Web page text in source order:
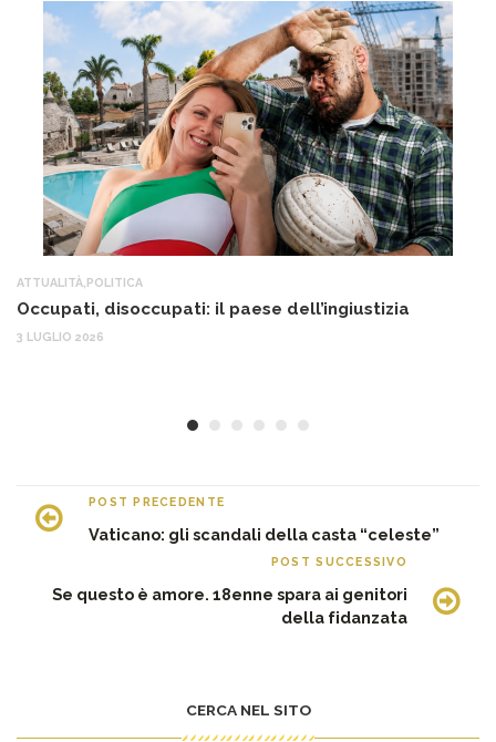
ATTUALITÀ POLITICA
Occupati, disoccupati: il paese dell’ingiustizia
3 LUGLIO 2026
POST PRECEDENTE
Vaticano: gli scandali della casta “celeste”
POST SUCCESSIVO
Se questo è amore. 18enne spara ai genitori
della fidanzata
CERCA NEL SITO